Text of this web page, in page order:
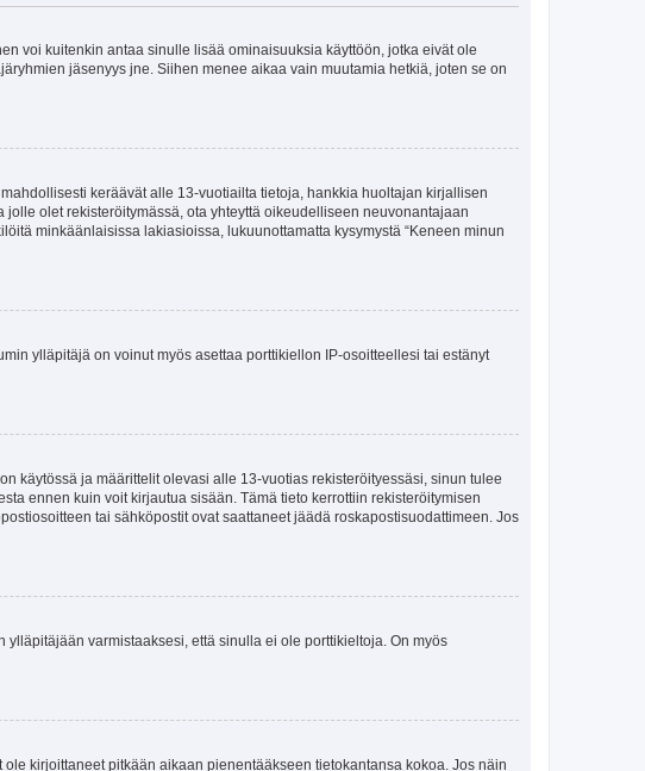
voi kuitenkin antaa sinulle lisää ominaisuuksia käyttöön, jotka eivät ole
jäsenyys jne. Siihen menee aikaa vain muutamia hetkiä, joten se on
keräävät alle 13-vuotiailta tietoja, hankkia huoltajan kirjallisen
olet rekisteröitymässä, ota yhteyttä oikeudelliseen neuvonantajaan
minkäänlaisissa lakiasioissa, lukuunottamatta kysymystä “Keneen minun
ylläpitäjä on voinut myös asettaa porttikiellon IP-osoitteellesi tai estänyt
käytössä ja määrittelit olevasi alle 13-vuotias rekisteröityessäsi, sinun tulee
ennen kuin voit kirjautua sisään. Tämä tieto kerrottiin rekisteröitymisen
tai sähköpostit ovat saattaneet jäädä roskapostisuodattimeen. Jos
varmistaaksesi, että sinulla ei ole porttikieltoja. On myös
kirjoittaneet pitkään aikaan pienentääkseen tietokantansa kokoa. Jos näin